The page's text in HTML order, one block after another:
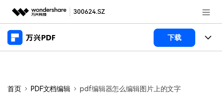
推荐产品
新闻中心
下载
桌面端
功能
首页 PDF文档编辑 pdf编辑器怎么编辑图片上的文字